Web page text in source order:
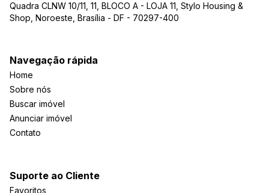
Quadra CLNW 10/11, 11, BLOCO A - LOJA 11, Stylo Housing &
Shop, Noroeste, Brasília - DF - 70297-400
Navegação rápida
Home
Sobre nós
Buscar imóvel
Anunciar imóvel
Contato
Suporte ao Cliente
Favoritos